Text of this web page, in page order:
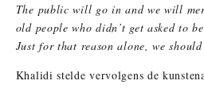
The public will go in and we will
old people who didn’t get asked to
Just for that reason alone, we
Khalidi stelde vervolgens de